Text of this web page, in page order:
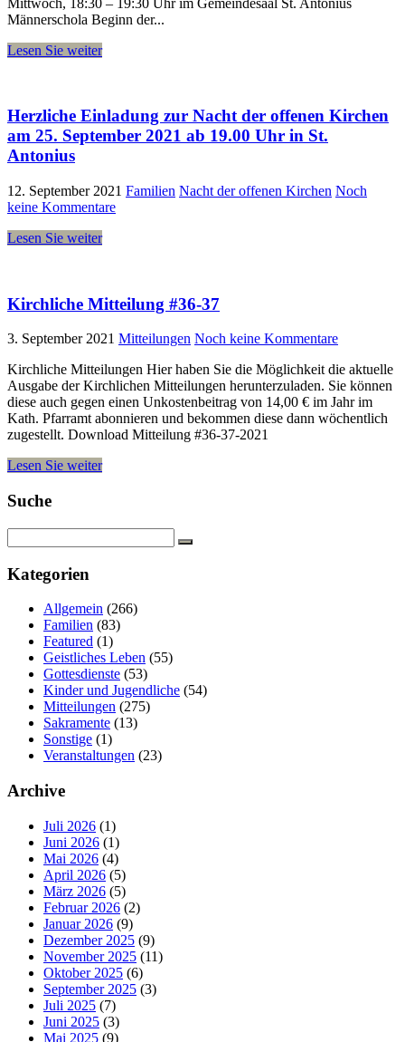
Männerschola Beginn der...
Lesen Sie weiter
Herzliche Einladung zur Nacht der offenen Kirchen
am 25. September 2021 ab 19.00 Uhr in St.
Antonius
12. September 2021 Familien Nacht der offenen Kirchen Noch
keine Kommentare
Lesen Sie weiter
Kirchliche Mitteilung #36-37
3. September 2021 Mitteilungen Noch keine Kommentare
Kirchliche Mitteilungen Hier haben Sie die Möglichkeit die aktuelle
Ausgabe der Kirchlichen Mitteilungen herunterzuladen. Sie können
diese auch gegen einen Unkostenbeitrag von 14,00 € im Jahr im
Kath. Pfarramt abonnieren und bekommen diese dann wöchentlich
zugestellt. Download Mitteilung #36-37-2021
Lesen Sie weiter
Suche
Kategorien
Allgemein (266)
Familien (83)
Featured (1)
Geistliches Leben (55)
Gottesdienste (53)
Kinder und Jugendliche (54)
Mitteilungen (275)
Sakramente (13)
Sonstige (1)
Veranstaltungen (23)
Archive
Juli 2026 (1)
Juni 2026 (1)
Mai 2026 (4)
April 2026 (5)
März 2026 (5)
Februar 2026 (2)
Januar 2026 (9)
Dezember 2025 (9)
November 2025 (11)
Oktober 2025 (6)
September 2025 (3)
Juli 2025 (7)
Juni 2025 (3)
Mai 2025 (9)